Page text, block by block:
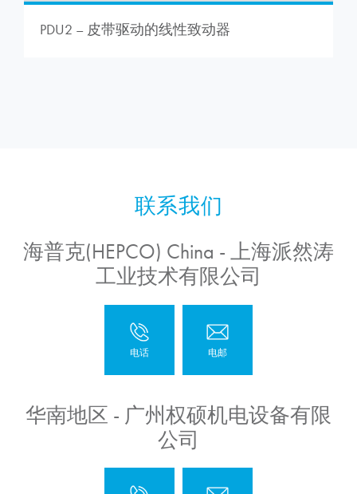
PDU2 – 皮带驱动的线性致动器
海普克(HEPCO) China - 上海派然涛
工业技术有限公司
华南地区 - 广州权硕机电设备有限
公司